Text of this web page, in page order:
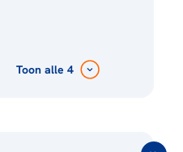
Toon alle 4